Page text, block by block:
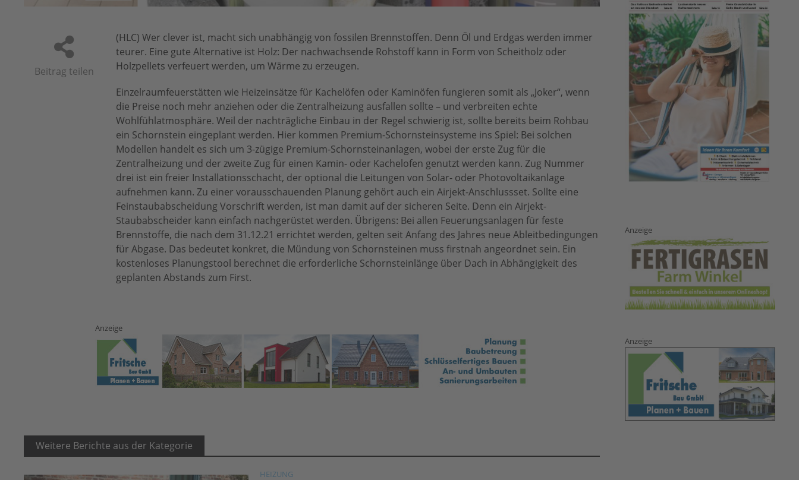
Beitrag teilen
(HLC) Wer clever ist, macht sich unabhängig von fossilen Brennstoffen. Denn Öl und Erdgas werden immer
teurer. Eine gute Alternative ist Holz: Der nachwachsende Rohstoff kann in Form von Scheitholz oder
Holzpellets verfeuert werden, um Wärme zu erzeugen.
Einzelraumfeuerstätten wie Heizeinsätze für Kachelöfen oder Kaminöfen fungieren somit als „Joker“, wenn
die Preise noch mehr anziehen oder die Zentralheizung ausfallen sollte – und verbreiten echte
Wohlfühlatmosphäre. Weil der nachträgliche Einbau in der Regel schwierig ist, sollte bereits beim Rohbau
ein Schornstein eingeplant werden. Hier kommen Premium-Schornsteinsysteme ins Spiel: Bei solchen
Modellen handelt es sich um 3-zügige Premium-Schornsteinanlagen, wobei der erste Zug für die
Zentralheizung und der zweite Zug für einen Kamin- oder Kachelofen genutzt werden kann. Zug Nummer
drei ist ein freier Installationsschacht, der optional die Leitungen von Solar- oder Photovoltaikanlage
aufnehmen kann. Zu einer vorausschauenden Planung gehört auch ein Airjekt-Anschlussset. Sollte eine
Feinstaubabscheidung Vorschrift werden, ist man damit auf der sicheren Seite. Denn ein Airjekt-
Staubabscheider kann einfach nachgerüstet werden. Übrigens: Bei allen Feuerungsanlagen für feste
Brennstoffe, die nach dem 31.12.21 errichtet werden, gelten seit Anfang des Jahres neue Ableitbedingungen
für Abgase. Das bedeutet konkret, die Mündung von Schornsteinen muss firstnah angeordnet sein. Ein
kostenloses Planungstool berechnet die erforderliche Schornsteinlänge über Dach in Abhängigkeit des
geplanten Abstands zum First.
Anzeige
Weitere Berichte aus der Kategorie
HEIZUNG
Anzeige
Anzeige